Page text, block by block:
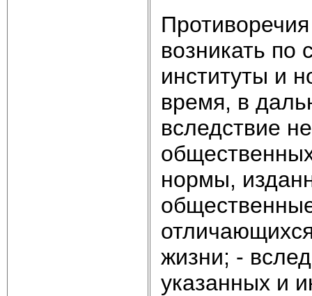
возникать
институты и
время, в
вследствие
нормы,
жизни; -
указанных и